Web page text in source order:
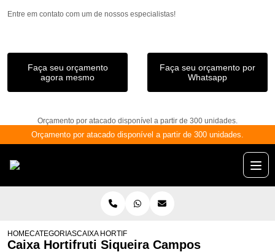
Entre em contato com um de nossos especialistas!
Faça seu orçamento
agora mesmo
Faça seu orçamento por
Whatsapp
Orçamento por atacado disponível a partir de 300 unidades.
Orçamento por atacado disponível a partir de 300 unidades.
HOMECATEGORIASCAIXA HORTIFRUTI SIQUEIRA CAMPOS
Caixa Hortifruti Siqueira Campos